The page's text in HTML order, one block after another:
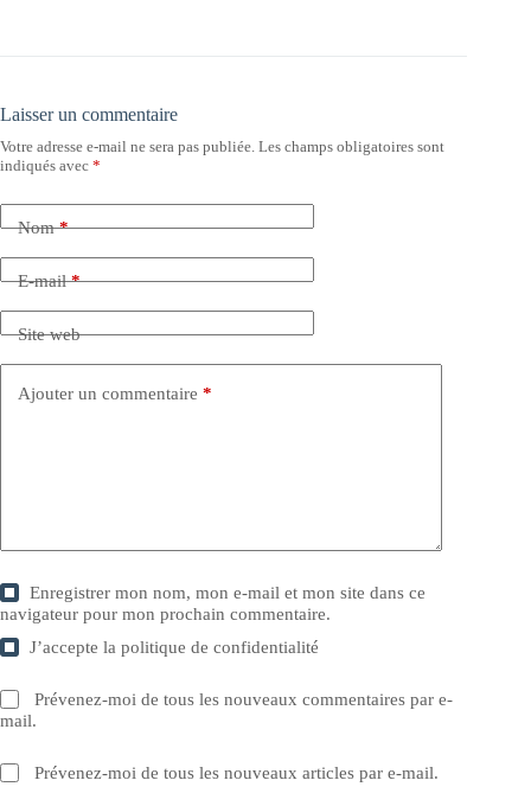
Laisser un commentaire
Votre adresse e-mail ne sera pas publiée. Les champs obligatoires sont
indiqués avec *
Nom*
E-mail*
Site web
Ajouter un commentaire *
Enregistrer mon nom, mon e-mail et mon site dans ce
navigateur pour mon prochain commentaire.
J’accepte lapolitique de confidentialité
Prévenez-moi de tous les nouveaux commentaires par e-
mail.
Prévenez-moi de tous les nouveaux articles par e-mail.